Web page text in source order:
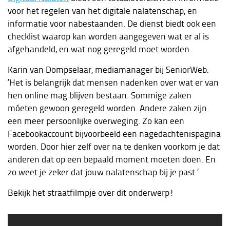
voor het regelen van het digitale nalatenschap, en
informatie voor nabestaanden. De dienst biedt ook een
checklist waarop kan worden aangegeven wat er al is
afgehandeld, en wat nog geregeld moet worden.
Karin van Dompselaar, mediamanager bij SeniorWeb:
‘Het is belangrijk dat mensen nadenken over wat er van
hen online mag blijven bestaan. Sommige zaken
móeten gewoon geregeld worden. Andere zaken zijn
een meer persoonlijke overweging. Zo kan een
Facebookaccount bijvoorbeeld een nagedachtenispagina
worden. Door hier zelf over na te denken voorkom je dat
anderen dat op een bepaald moment moeten doen. En
zo weet je zeker dat jouw nalatenschap bij je past.’
Bekijk het straatfilmpje over dit onderwerp!